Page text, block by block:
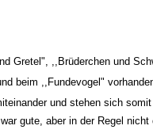
Gretel", ,,Brüderchen und
beim ,,Fundevogel"
und stehen sich
gute, aber in der Regel nicht